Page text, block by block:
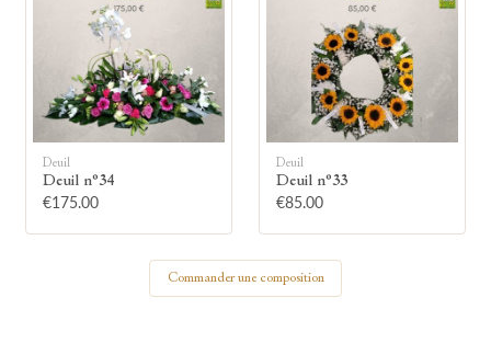
Montrez votre soutien à la famille en
allumant symboliquement une bougie.
Votre prénom
Deuil
Deuil n°34
€175.00
Deuil
Deuil n°33
€85.00
Commander une composition